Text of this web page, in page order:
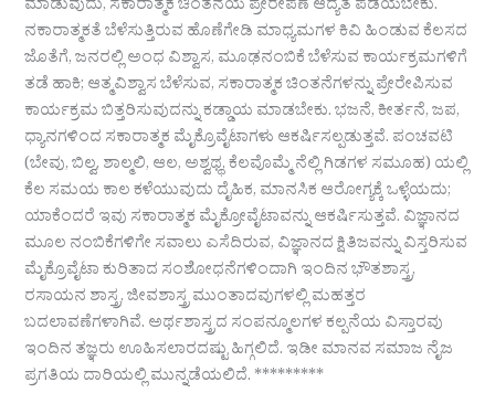
ಮಾಡುವುದು, ಸಕಾರಾತ್ಮಕ ಚಿಂತನೆಯ ಪ್ರೇರೇಪಣೆ ಆದ್ಯತೆ ಪಡೆಯಬೇಕು.
ನಕಾರಾತ್ಮಕತೆ ಬೆಳೆಸುತ್ತಿರುವ ಹೊಣೆಗೇಡಿ ಮಾಧ್ಯಮಗಳ ಕಿವಿ ಹಿಂಡುವ ಕೆಲಸದ
ಜೊತೆಗೆ, ಜನರಲ್ಲಿ ಅಂಧ ವಿಶ್ವಾಸ, ಮೂಢನಂಬಿಕೆ ಬೆಳೆಸುವ ಕಾರ್ಯಕ್ರಮಗಳಿಗೆ
ತಡೆ ಹಾಕಿ; ಆತ್ಮವಿಶ್ವಾಸ ಬೆಳೆಸುವ, ಸಕಾರಾತ್ಮಕ ಚಿಂತನೆಗಳನ್ನು ಪ್ರೇರೇಪಿಸುವ
ಕಾರ್ಯಕ್ರಮ ಬಿತ್ತರಿಸುವುದನ್ನು ಕಡ್ಡಾಯ ಮಾಡಬೇಕು. ಭಜನೆ, ಕೀರ್ತನೆ, ಜಪ,
ಧ್ಯಾನಗಳಿಂದ ಸಕಾರಾತ್ಮಕ ಮೈಕ್ರೊವೈಟಾಗಳು ಆಕರ್ಷಿಸಲ್ಪಡುತ್ತವೆ. ಪಂಚವಟಿ
(ಬೇವು, ಬಿಲ್ವ, ಶಾಲ್ಮಲಿ, ಆಲ, ಅಶ್ವಥ್ಥ, ಕೆಲವೊಮ್ಮೆ ನೆಲ್ಲಿ ಗಿಡಗಳ ಸಮೂಹ) ಯಲ್ಲಿ
ಕೆಲ ಸಮಯ ಕಾಲ ಕಳೆಯುವುದು ದೈಹಿಕ, ಮಾನಸಿಕ ಆರೋಗ್ಯಕ್ಕೆ ಒಳ್ಳೆಯದು;
ಯಾಕೆಂದರೆ ಇವು ಸಕಾರಾತ್ಮಕ ಮೈಕ್ರೋವೈಟಾವನ್ನು ಆಕರ್ಷಿಸುತ್ತವೆ. ವಿಜ್ಞಾನದ
ಮೂಲ ನಂಬಿಕೆಗಳಿಗೇ ಸವಾಲು ಎಸೆದಿರುವ, ವಿಜ್ಞಾನದ ಕ್ಷಿತಿಜವನ್ನು ವಿಸ್ತರಿಸುವ
ಮೈಕ್ರೊವೈಟಾ ಕುರಿತಾದ ಸಂಶೋಧನೆಗಳಿಂದಾಗಿ ಇಂದಿನ ಭೌತಶಾಸ್ತ್ರ,
ರಸಾಯನ ಶಾಸ್ತ್ರ, ಜೀವಶಾಸ್ತ್ರ ಮುಂತಾದವುಗಳಲ್ಲಿ ಮಹತ್ತರ
ಬದಲಾವಣೆಗಳಾಗಿವೆ. ಅರ್ಥಶಾಸ್ತ್ರದ ಸಂಪನ್ಮೂಲಗಳ ಕಲ್ಪನೆಯ ವಿಸ್ತಾರವು
ಇಂದಿನ ತಜ್ಞರು ಊಹಿಸಲಾರದಷ್ಟು ಹಿಗ್ಗಲಿದೆ. ಇಡೀ ಮಾನವ ಸಮಾಜ ನೈಜ
ಪ್ರಗತಿಯ ದಾರಿಯಲ್ಲಿ ಮುನ್ನಡೆಯಲಿದೆ. *********